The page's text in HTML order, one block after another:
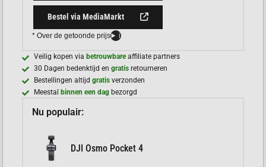
Bestel via MediaMarkt
* Over de getoonde prijs i
Veilig kopen via betrouwbareaffiliate partners
30 Dagen bedenktijd engratis retourneren
Bestellingen altijdgratisverzonden
Meestal
binnen een dag bezorgd
Nu populair:
DJI Osmo Pocket 4